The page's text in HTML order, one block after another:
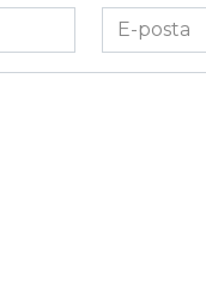
E-
posta
*